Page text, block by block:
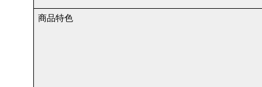
商品特色